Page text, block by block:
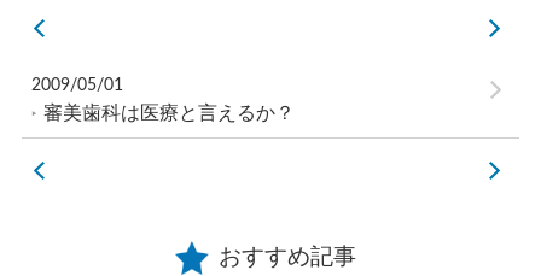
2009/05/01
審美歯科は医療と言えるか？
おすすめ記事